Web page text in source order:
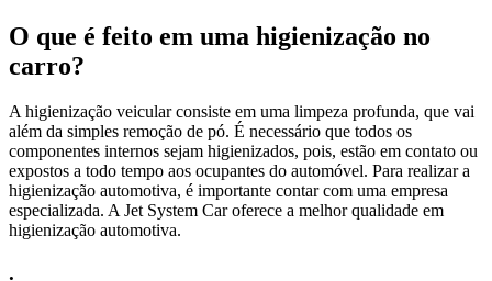
O que é feito em uma higienização no
carro?
A higienização veicular consiste em uma limpeza profunda, que vai
além da simples remoção de pó. É necessário que todos os
componentes internos sejam higienizados, pois, estão em contato ou
expostos a todo tempo aos ocupantes do automóvel. Para realizar a
higienização automotiva, é importante contar com uma empresa
especializada. A Jet System Car oferece a melhor qualidade em
higienização automotiva.
.